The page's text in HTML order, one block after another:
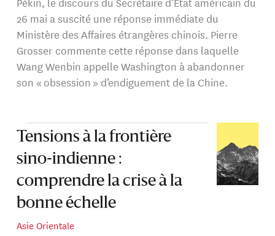
26 mai a suscité une réponse immédiate du
Ministère des Affaires étrangères chinois. Pierre
Grosser commente cette réponse dans laquelle
Wang Wenbin appelle Washington à abandonner
son « obsession » d’endiguement de la Chine.
Tensions à la frontière
sino-indienne :
comprendre la crise à la
bonne échelle
Asie Orientale